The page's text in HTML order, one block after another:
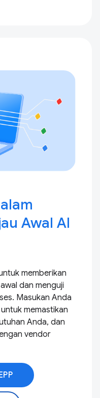
Awal AI
memberikan
dan menguji
Masukan Anda
memastikan
Anda, dan
vendor